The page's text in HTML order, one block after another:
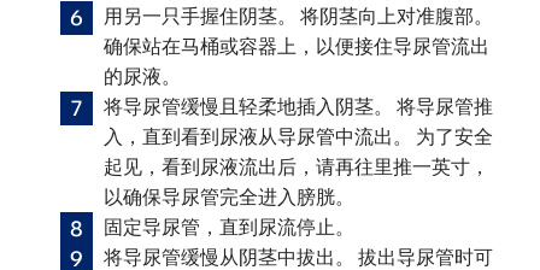
用另一只手握住阴茎。 将阴茎向上对准腹部。
确保站在马桶或容器上，以便接住导尿管流出
的尿液。
将导尿管缓慢且轻柔地插入阴茎。 将导尿管推
入，直到看到尿液从导尿管中流出。 为了安全
起见，看到尿液流出后，请再往里推一英寸，
以确保导尿管完全进入膀胱。
固定导尿管，直到尿流停止。
将导尿管缓慢从阴茎中拔出。 拔出导尿管时可